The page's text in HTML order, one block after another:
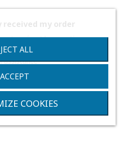
received my order
(y qué no) la garantía
y Advantage Plus?
assistance
ALL
COOKIES